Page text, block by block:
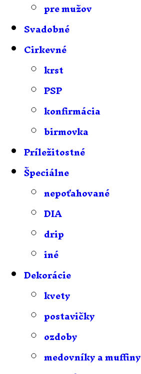
pre mužov
Svadobné
Cirkevné
krst
PSP
konfirmácia
birmovka
Príležitostné
Špeciálne
nepoťahované
DIA
drip
iné
Dekorácie
kvety
postavičky
ozdoby
medovníky a muffiny